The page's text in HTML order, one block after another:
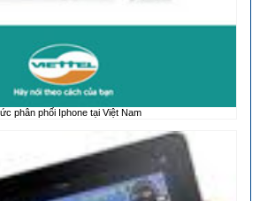
phân phối Iphone tại Việt Nam